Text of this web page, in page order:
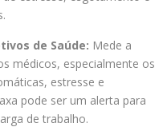
de Saúde: Mede a
médicos, especialmente os
estresse e
pode ser um alerta para
de trabalho.